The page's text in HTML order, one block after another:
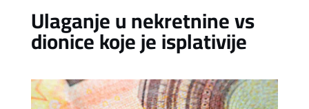
Ulaganje u nekretnine vs
dionice koje je isplativije